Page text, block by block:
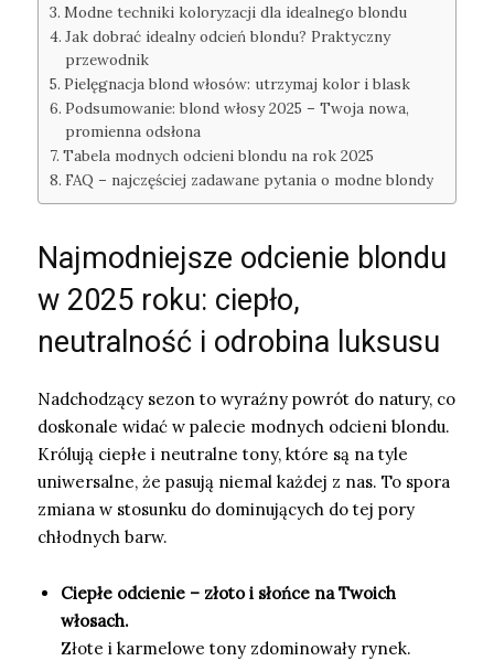
Modne techniki koloryzacji dla idealnego blondu
Jak dobrać idealny odcień blondu? Praktyczny
przewodnik
Pielęgnacja blond włosów: utrzymaj kolor i blask
Podsumowanie: blond włosy 2025 – Twoja nowa,
promienna odsłona
Tabela modnych odcieni blondu na rok 2025
FAQ – najczęściej zadawane pytania o modne blondy
Najmodniejsze odcienie blondu
w 2025 roku: ciepło,
neutralność i odrobina luksusu
Nadchodzący sezon to wyraźny powrót do natury, co
doskonale widać w palecie modnych odcieni blondu.
Królują ciepłe i neutralne tony, które są na tyle
uniwersalne, że pasują niemal każdej z nas. To spora
zmiana w stosunku do dominujących do tej pory
chłodnych barw.
Ciepłe odcienie – złoto i słońce na Twoich
włosach.
Złote i karmelowe tony zdominowały rynek.